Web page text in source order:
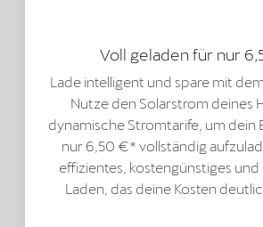
Voll geladen für nur
Lade intelligent und spare mit dem
Nutze den Solarstrom deines
dynamische Stromtarife, um dein
nur 6,50 €* vollständig
effizientes, kostengünstiges und
Laden, das deine Kosten